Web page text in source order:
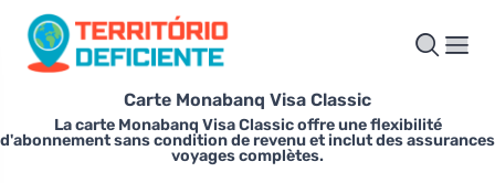
Carte Monabanq Visa Classic
La carte Monabanq Visa Classic offre une flexibilité
d'abonnement sans condition de revenu et inclut des assurances
voyages complètes.